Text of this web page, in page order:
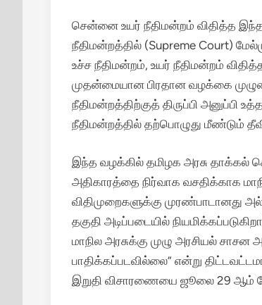
சென்னை உயர் நீதிமன்றம் விதித்த
நீதிமன்றத்தில் (Supreme Court)
உச்ச நீதிமன்றம், உயர் நீதிமன்றம்
முதன்மையான பிரதான வழக்கை
நீதிமன்றத்திற்குத் திருப்பி அனுப்பி
நீதிமன்றத்தில் தற்பொழுது மீண்டும்
இந்த வழக்கில் தமிழக அரசு தாக்கல்
அதிகாரத்தை நிர்வாக வசதிக்காக
விதிமுறைகளுக்கு முரண்பாடானது
தகுதி அடிப்படையில்
மாநில அரசுக்கு முழு அரசியல்
பாதிக்கப்படவில்லை” என்று
இறுதி விசாரணையை ஜூலை 29 ஆம்